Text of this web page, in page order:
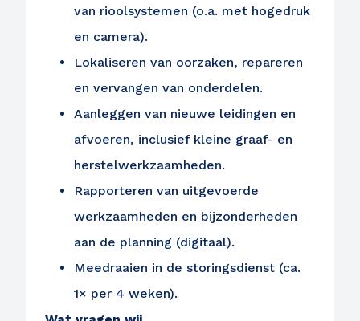
van rioolsystemen (o.a. met hogedruk
en camera).
Lokaliseren van oorzaken, repareren
en vervangen van onderdelen.
Aanleggen van nieuwe leidingen en
afvoeren, inclusief kleine graaf- en
herstelwerkzaamheden.
Rapporteren van uitgevoerde
werkzaamheden en bijzonderheden
aan de planning (digitaal).
Meedraaien in de storingsdienst (ca.
1× per 4 weken).